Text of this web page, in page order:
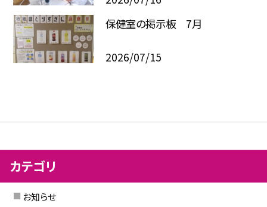
保健室の掲示板 7月
2026/07/15
カテゴリ
お知らせ